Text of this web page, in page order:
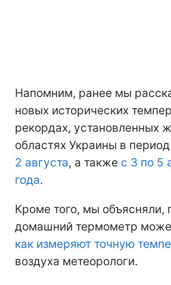
Напомним, ранее мы
новых исторических
рекордах, установленных
областях Украины в период
2 августа, а также с 3 по 5
года.
Кроме того, мы объясняли,
домашний термометр
как измеряют точную
воздуха метеорологи.